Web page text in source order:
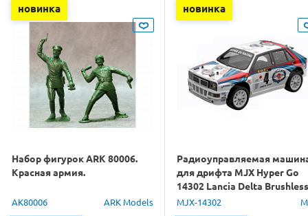
новинка
Набор фигурок ARK 80006.
Красная армия.
AK80006 ARK Models
новинка
Радиоуправляемая
для дрифта MJX Hyper Go
14302 Lancia Delta Brushless
4WD 2.4G LED 1/14 RTR
MJX-14302